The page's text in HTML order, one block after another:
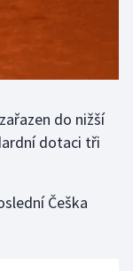
do nižší
dotaci tři
Češka